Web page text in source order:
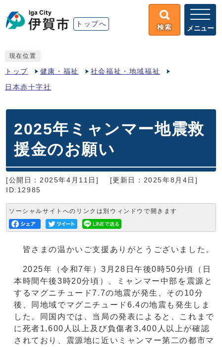
トップへ 検索 メニュー
現在位置
トップ 健康・福祉 社会福祉・地域福祉
日本赤十字社
2025年ミャンマー地震救
援金のお願い
[公開日：2025年4月11日]
[更新日：2025年8月4日]
ID:12985
ソーシャルサイトへのリンクは別ウィンドウで開きます
皆さまの温かいご支援ありがとうございました。
2025年（令和7年）3月28日午後0時50分頃（日
本時間午後3時20分頃）、ミャンマー中部を震源と
するマグニチュード7.7の地震が発生、その10分
後、同地域でマグニチュード6.4の地震も発生しま
した。同国内では、当局の発表によると、これまで
に死者1,600人以上及び負傷者3,400人以上が確認
されており、震源地に近いミャンマー第二の都市マ